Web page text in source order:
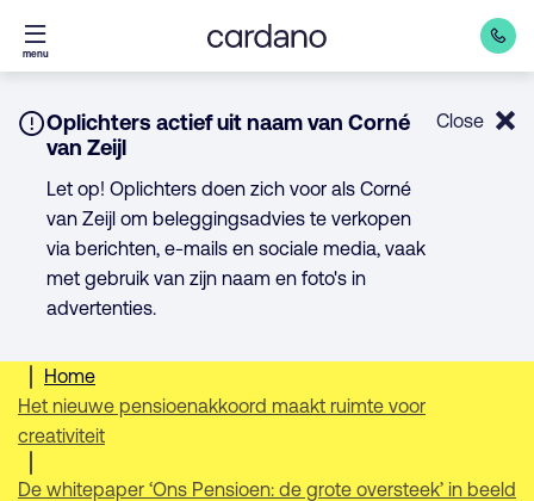
Direct
naar
menu
Notice:
Oplichters actief uit naam van Corné
van Zeijl
Let op! Oplichters doen zich voor als Corné
van Zeijl om beleggingsadvies te verkopen
via berichten, e-mails en sociale media, vaak
met gebruik van zijn naam en foto's in
advertenties.
Close
Home
Het nieuwe pensioenakkoord maakt ruimte voor
creativiteit
De whitepaper ‘Ons Pensioen: de grote oversteek’ in beeld